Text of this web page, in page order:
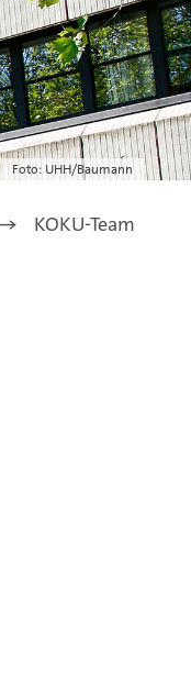
Foto: UHH/Baumann
KOKU-Team